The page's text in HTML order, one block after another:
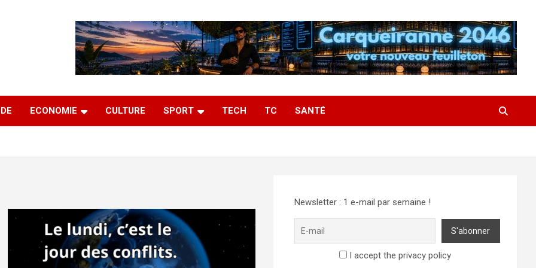
ECONOMIE CULTURE SPORT TECH TC SANTÉ
Newsletter : 1 e-mail par semaine !
I accept the privacy policy